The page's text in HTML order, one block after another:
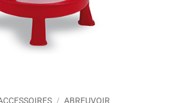
/ ABREUVOIR